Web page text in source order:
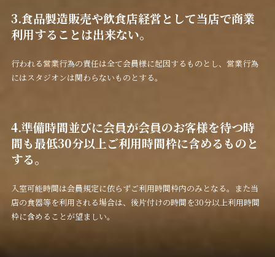
3.食品製造販売や飲食店経営として当店で商業
利用することは出来ない。
行われる営業行為の責任は全て会員様に起因するものとし、営業行為
にはスタジオンは関わらないものとする。
4.準備時間並びに会員が会員のお客様を待つ時
間も最低30分以上ご利用時間枠に含めるものと
する。
入室可能時間は会員規定に依らずご利用時間枠内のみとなる。また当
店の食器等を利用される場合は、後片付けの時間を30分以上利用時間
枠に含めることが望ましい。